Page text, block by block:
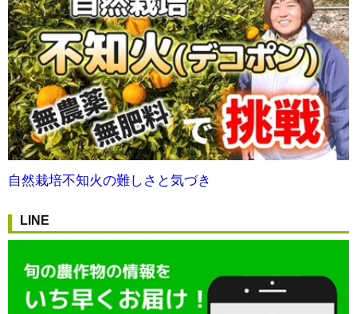
自然栽培不知火の難しさと気づき
LINE